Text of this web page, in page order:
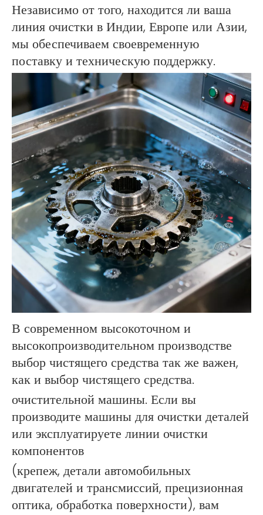
Независимо от того, находится ли ваша
линия очистки в Индии, Европе или Азии,
мы обеспечиваем своевременную
поставку и техническую поддержку.
В современном высокоточном и
высокопроизводительном производстве
выбор чистящего средства так же важен,
как и выбор чистящего средства.
очистительной машины. Если вы
производите машины для очистки деталей
или эксплуатируете линии очистки
компонентов
(крепеж, детали автомобильных
двигателей и трансмиссий, прецизионная
оптика, обработка поверхности), вам